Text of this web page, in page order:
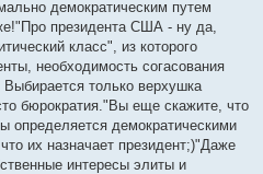
демократическим путем
президента США - ну да,
класс", из которого
необходимость согасования
только верхушка
бюрократия."Вы еще скажите, что
определяется демократическими
их назначает президент;)"Даже
интересы элиты и